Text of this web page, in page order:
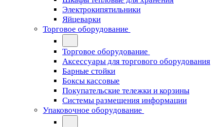
Электрокипятильники
Яйцеварки
Торговое оборудование
Торговое оборудование
Аксессуары для торгового оборудования
Барные стойки
Боксы кассовые
Покупательские тележки и корзины
Системы размещения информации
Упаковочное оборудование